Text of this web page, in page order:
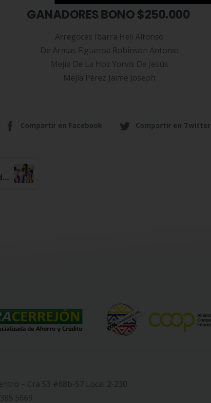
GANADORES BONO $250.000
Arregocés Ibarra Heli Alfonso
De Armas Figueroa Robinson Antonio
Mejía De La Hoz Yorvis De Jesús
Mejía Pérez Jaime Joseph
Compartir en Facebook Compartir en Twitter
La importancia del ahorro familiar y crear cultura desde niños
– Cra 53 #68b-57 Local 2-230
5669